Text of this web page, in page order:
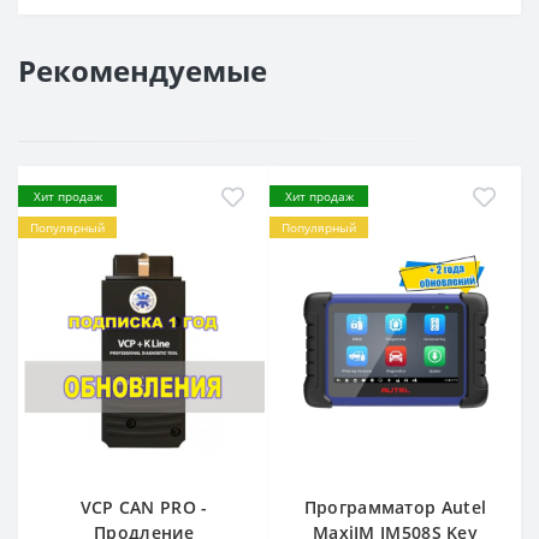
Рекомендуемые
Хит продаж
Популярный
VCP CAN PRO -
Продление
Хит продаж
Популярный
Программатор Autel
MaxiIM IM508S Key